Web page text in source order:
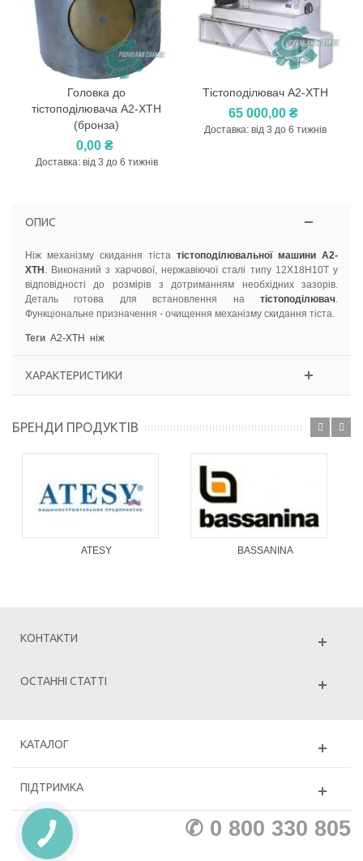
Головка до
тістоподілювача А2-ХТН
(бронза)
0,00 ₴
Доставка: від 3 до 6 тижнів
Тістоподілювач А2-ХТН
65 000,00 ₴
Доставка: від 3 до 6 тижнів
ОПИС
Ніж механізму скидання тістатістоподілювальної машини А2-
ХТН. Виконаний з харчової, нержавіючої сталі типу 12Х18Н10Т у
відповідності до розмірів з дотриманням необхідних зазорів.
Деталь готова для встановлення натістоподілювач.
Функціональне призначення - очищення механізму скидання тіста.
Теги А2-ХТН ніж
ХАРАКТЕРИСТИКИ
БРЕНДИ ПРОДУКТІВ
ATESY BASSANINA
КОНТАКТИ
ОСТАННІ СТАТТІ
КАТАЛОГ
ПІДТРИМКА
✆ 0 800 330 805
КНОПКА
ЗВ'ЯЗКУ